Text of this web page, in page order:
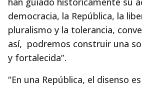
democracia, la República, la
pluralismo y la tolerancia,
así, podremos construir una
y fortalecida”.
“En una República, el disenso